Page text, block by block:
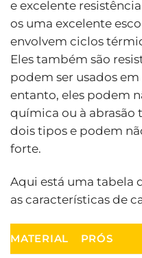
e excelente
os uma excelente
envolvem ciclos
Eles também são
podem ser usados
entanto, eles podem
química ou à abrasão
dois tipos e podem
forte.
Aqui está uma tabela
as características de
MATERIAL PRÓS